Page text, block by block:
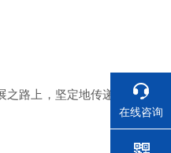
路上，坚定地传递
在线咨询